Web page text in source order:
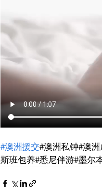
#澳洲援交#澳洲私钟#澳
斯班包养#悉尼伴游#墨尔